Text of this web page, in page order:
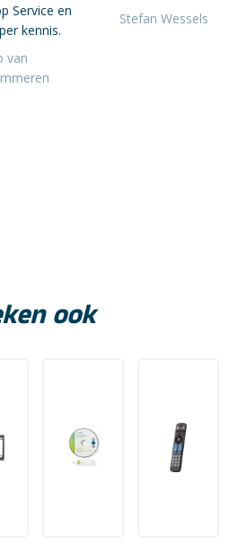
Service en
kennis.
van
Stefan Wessels
ook